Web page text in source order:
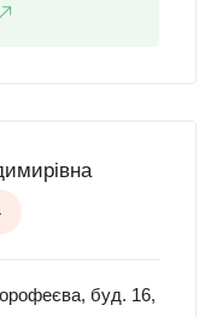
буд. 16,